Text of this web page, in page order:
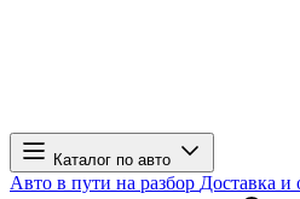
Каталог по авто
Авто в пути на разбор Доставка и